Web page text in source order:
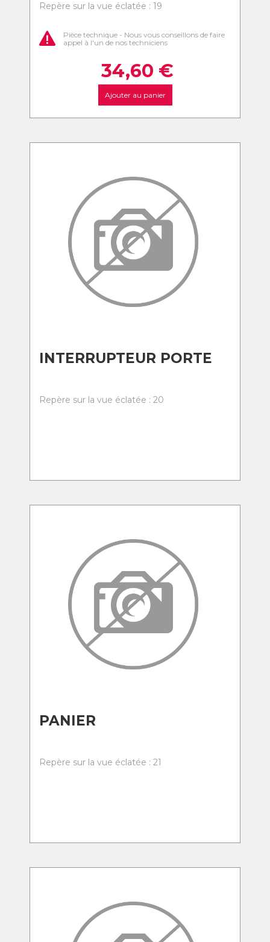
Repère sur la vue éclatée : 19
Pièce technique - Nous vous conseillons de faire
appel à l'un de nos techniciens
34,60 €
Ajouter au panier
INTERRUPTEUR PORTE
Repère sur la vue éclatée : 20
PANIER
Repère sur la vue éclatée : 21